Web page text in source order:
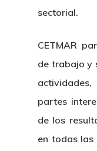
sectorial.
CETMAR
de trabajo y
partes
de los
en todas las